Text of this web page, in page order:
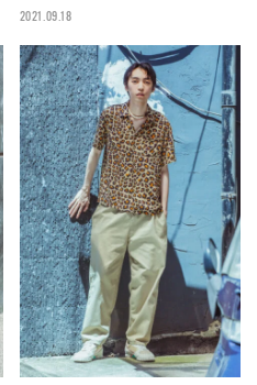
2021.09.18